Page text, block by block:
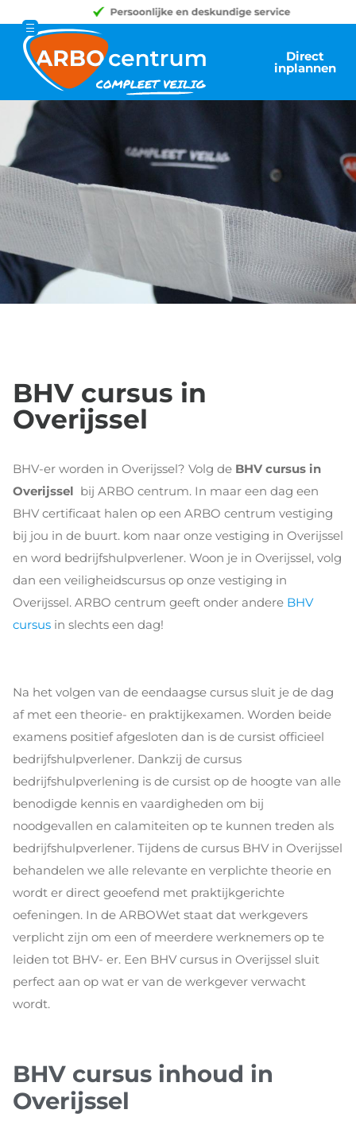
Direct
inplannen
BHV cursus in
Overijssel
BHV-er worden in Overijssel? Volg de BHV cursus in
Overijssel bij ARBO centrum. In maar een dag een
BHV certificaat halen op een ARBO centrum vestiging
bij jou in de buurt. kom naar onze vestiging in Overijssel
en word bedrijfshulpverlener. Woon je in Overijssel, volg
dan een veiligheidscursus op onze vestiging in
Overijssel. ARBO centrum geeft onder andere BHV
cursus in slechts een dag!
Na het volgen van de eendaagse cursus sluit je de dag
af met een theorie- en praktijkexamen. Worden beide
examens positief afgesloten dan is de cursist officieel
bedrijfshulpverlener. Dankzij de cursus
bedrijfshulpverlening is de cursist op de hoogte van alle
benodigde kennis en vaardigheden om bij
noodgevallen en calamiteiten op te kunnen treden als
bedrijfshulpverlener. Tijdens de cursus BHV in Overijssel
behandelen we alle relevante en verplichte theorie en
wordt er direct geoefend met praktijkgerichte
oefeningen. In de ARBOWet staat dat werkgevers
verplicht zijn om een of meerdere werknemers op te
leiden tot BHV- er. Een BHV cursus in Overijssel sluit
perfect aan op wat er van de werkgever verwacht
wordt.
BHV cursus inhoud in
Overijssel